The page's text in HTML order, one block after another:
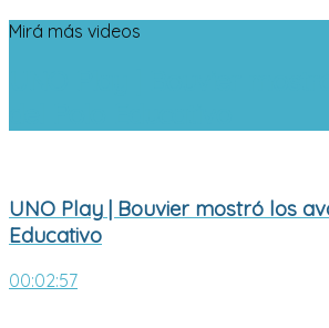
Mirá más videos
UNO Play | Bouvier mostró los
Educativo
00:02:57